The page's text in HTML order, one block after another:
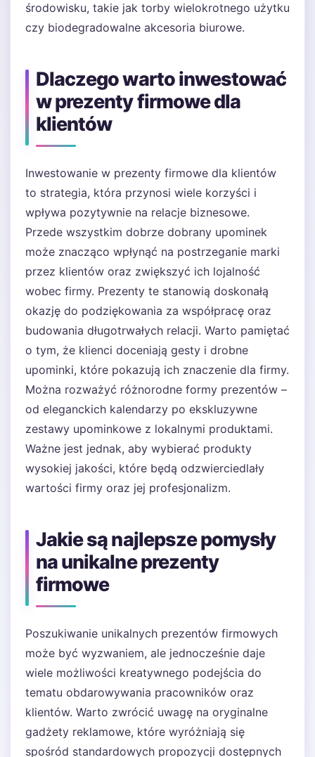
środowisku, takie jak torby wielokrotnego użytku
czy biodegradowalne akcesoria biurowe.
Dlaczego warto inwestować
w prezenty firmowe dla
klientów
Inwestowanie w prezenty firmowe dla klientów
to strategia, która przynosi wiele korzyści i
wpływa pozytywnie na relacje biznesowe.
Przede wszystkim dobrze dobrany upominek
może znacząco wpłynąć na postrzeganie marki
przez klientów oraz zwiększyć ich lojalność
wobec firmy. Prezenty te stanowią doskonałą
okazję do podziękowania za współpracę oraz
budowania długotrwałych relacji. Warto pamiętać
o tym, że klienci doceniają gesty i drobne
upominki, które pokazują ich znaczenie dla firmy.
Można rozważyć różnorodne formy prezentów –
od eleganckich kalendarzy po ekskluzywne
zestawy upominkowe z lokalnymi produktami.
Ważne jest jednak, aby wybierać produkty
wysokiej jakości, które będą odzwierciedlały
wartości firmy oraz jej profesjonalizm.
Jakie są najlepsze pomysły
na unikalne prezenty
firmowe
Poszukiwanie unikalnych prezentów firmowych
może być wyzwaniem, ale jednocześnie daje
wiele możliwości kreatywnego podejścia do
tematu obdarowywania pracowników oraz
klientów. Warto zwrócić uwagę na oryginalne
gadżety reklamowe, które wyróżniają się
spośród standardowych propozycji dostępnych